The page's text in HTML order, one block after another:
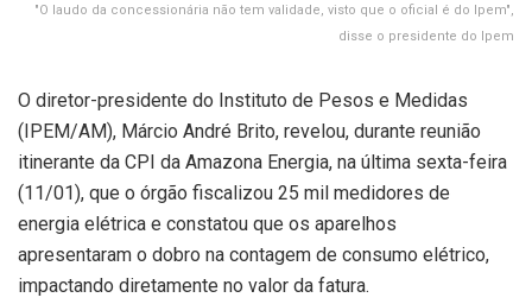
"O laudo da concessionária não tem validade, visto que o oficial é do Ipem",
disse o presidente do Ipem
O diretor-presidente do Instituto de Pesos e Medidas
(IPEM/AM), Márcio André Brito, revelou, durante reunião
itinerante da CPI da Amazona Energia, na última sexta-feira
(11/01), que o órgão fiscalizou 25 mil medidores de
energia elétrica e constatou que os aparelhos
apresentaram o dobro na contagem de consumo elétrico,
impactando diretamente no valor da fatura.